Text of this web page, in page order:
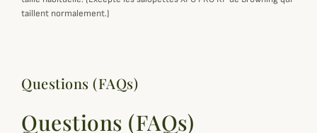
taillent normalement.)
Questions (FAQs)
Questions (FAQs)